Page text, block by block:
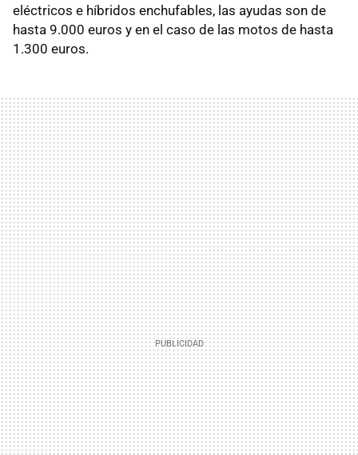
eléctricos e híbridos enchufables, las ayudas son de
hasta 9.000 euros y en el caso de las motos de hasta
1.300 euros.